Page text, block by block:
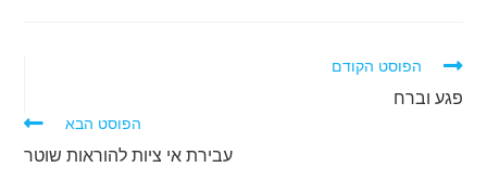
הפוסט הקודם
פגע וברח
הפוסט הבא
עבירת אי ציות להוראות שוטר